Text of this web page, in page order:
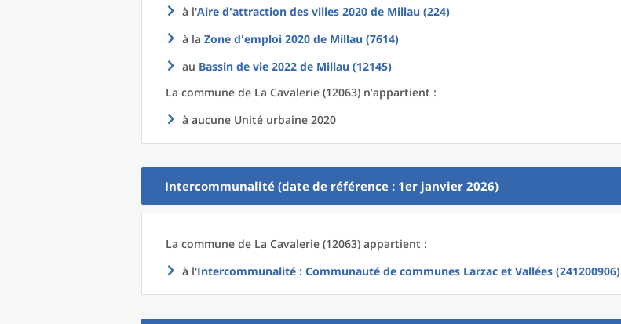
à l'Aire d'attraction des villes 2020 de Millau (224)
à la Zone d'emploi 2020 de Millau (7614)
au Bassin de vie 2022 de Millau (12145)
La commune de La Cavalerie (12063) n’appartient :
à aucune Unité urbaine 2020
Intercommunalité (date de référence : 1er janvier 2026)
La commune de La Cavalerie (12063) appartient :
à l'Intercommunalité : Communauté de communes Larzac et Vallées (241200906)